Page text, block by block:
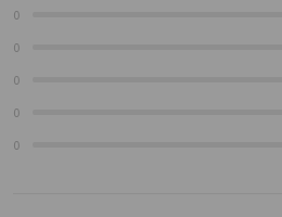
0
0
0
0
0